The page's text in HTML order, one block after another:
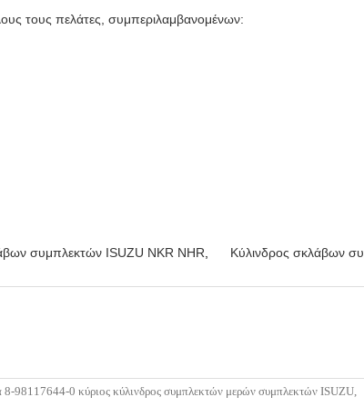
τους πελάτες, συμπεριλαμβανομένων:
συμπλεκτών ISUZU NKR NHR Κύλινδρος σκλάβων